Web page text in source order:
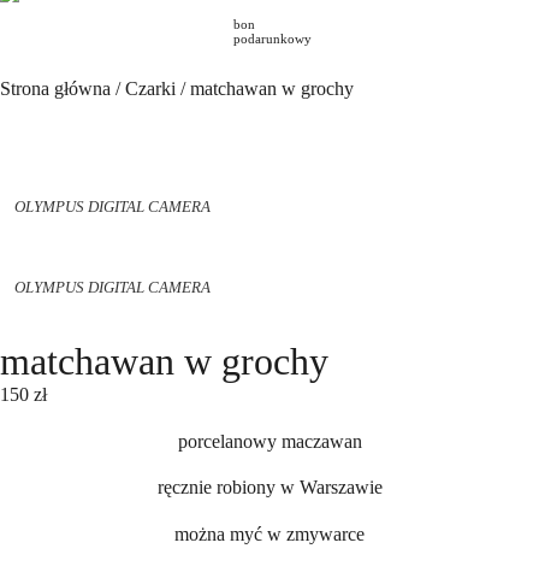
bon
podarunkowy
Strona główna /Czarki / matchawan w grochy
OLYMPUS DIGITAL CAMERA
OLYMPUS DIGITAL CAMERA
matchawan w grochy
150 zł
porcelanowy maczawan
ręcznie robiony w Warszawie
można myć w zmywarce